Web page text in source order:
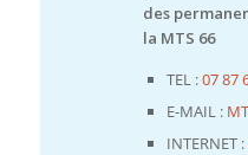
des
la MTS 66
TEL :07 87
E-MAIL :
INTERNET :